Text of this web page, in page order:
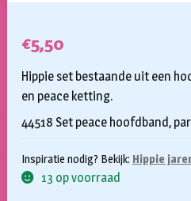
€5,50
Hippie set bestaande uit een
en peace ketting.
44518 Set peace hoofdband,
Inspiratie nodig? Bekijk: Hippie
13 op voorraad